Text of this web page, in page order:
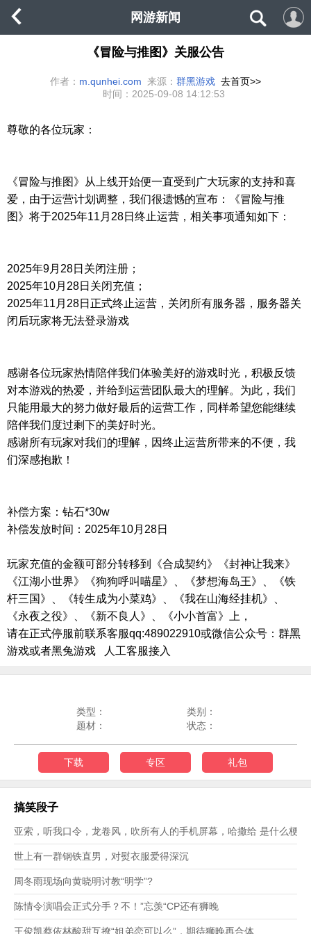
网游新闻
《冒险与推图》关服公告
作者： m.qunhei.com 来源： 群黑游戏 去首页>>
时间： 2025-09-08 14:12:53
尊敬的各位玩家：
《冒险与推图》从上线开始便一直受到广大玩家的支持和喜
爱，由于运营计划调整，我们很遗憾的宣布：《冒险与推
图》将于2025年11月28日终止运营，相关事项通知如下：
2025年9月28日关闭注册；
2025年10月28日关闭充值；
2025年11月28日正式终止运营，关闭所有服务器，服务器关
闭后玩家将无法登录游戏
感谢各位玩家热情陪伴我们体验美好的游戏时光，积极反馈
对本游戏的热爱，并给到运营团队最大的理解。为此，我们
只能用最大的努力做好最后的运营工作，同样希望您能继续
陪伴我们度过剩下的美好时光。
感谢所有玩家对我们的理解，因终止运营所带来的不便，我
们深感抱歉！
补偿方案：钻石*30w
补偿发放时间：2025年10月28日
玩家充值的金额可部分转移到《合成契约》《封神让我来》
《江湖小世界》《狗狗呼叫喵星》、《梦想海岛王》、《铁
杆三国》、《转生成为小菜鸡》、《我在山海经挂机》、
《永夜之役》、《新不良人》、《小小首富》上，
请在正式停服前联系客服qq:489022910或微信公众号：群黑
游戏或者黑兔游戏 人工客服接入
类型：
类别：
题材：
状态：
下载 专区 礼包
搞笑段子
亚索，听我口令，龙卷风，吹所有人的手机屏幕，哈撒给 是什么梗？
世上有一群钢铁直男，对熨衣服爱得深沉
周冬雨现场向黄晓明讨教“明学”?
陈情令演唱会正式分手？不！”忘羡“CP还有狮晚
王俊凯蔡依林酸甜互撩“姐弟恋可以么”，期待狮晚再合体